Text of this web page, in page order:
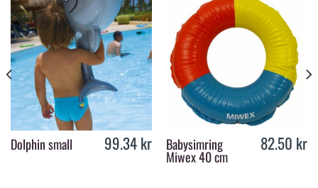
Dolphin small 99.34kr Babysimring
Miwex 40 cm
82.50 kr